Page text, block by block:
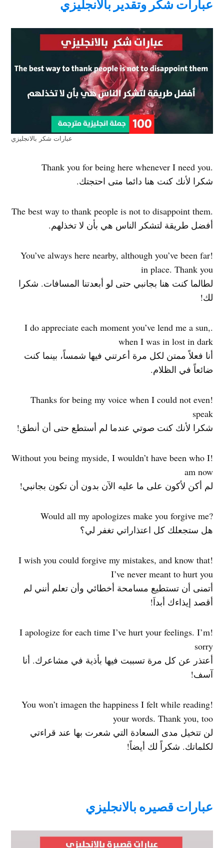
عبارات شكر وتقدير بالانجليزي
عبارات شكر بالانجليزي
.Thank you for being here whenever I need you
شكرا لأنك كنت هنا دائما متى احتجتك.
.The best way to thank people is not to disappoint them
أفضل طريقة لتشكر الناس هي بأن لا تخذلهم.
!You’ve always here nearby, although you’ve been far
in place. Thank you
لطالما كنت هنا بجانبي حتى لو أبعدتنا المسافات. شكرا
لك!
.I do appreciate each moment you’ve lend me a sun,
when I was in lost in dark
أنا فعلاً ممتن لكل مرة أعرتني فيها شمساً، بينما كنت
ضائعاً في الظلام.
!Thanks for being my voice when I could not even
speak
شكرا لأنك كنت صوتي عندما لم أستطع حتى أن أنطق!
!Without you being myside, I wouldn’t have been who I
am now
لم أكن لأكون على ما عليه الآن بدون أن تكون بجانبي!
?Would all my apologizes make you forgive me
هل ستجعلك كل اعتذاراتي تغفر لي؟
!I wish you could forgive my mistakes, and know that
I’ve never meant to hurt you
أتمنى أن تستطيع مسامحة أخطائي وأن تعلم أنني لم
أقصد إيذاءك أبداَ!
!I apologize for each time I’ve hurt your feelings. I’m
sorry
أعتذر عن كل مرة تسببت فيها بأذية في مشاعرك. أنا
آسف!
!You won’t imagen the happiness I felt while reading
your words. Thank you, too
لن تتخيل مدى السعادة التي شعرت بها عند قراءتي
لكلماتك. شكراً لك أيضاً!
عبارات قصيره بالانجليزي